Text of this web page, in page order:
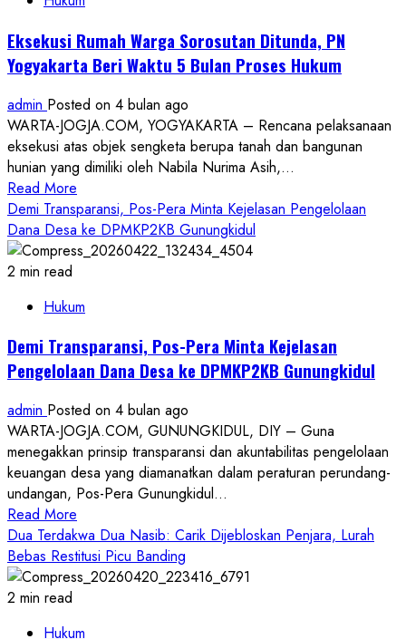
Anak,
Divonis
6
dan
Wajib
Bayar
Restitusi
Rp46,7
Juta
Eksekusi Rumah Warga Sorosutan Ditunda, PN
Yogyakarta Beri Waktu 5 Bulan Proses Hukum
admin Posted on 4 bulan ago
WARTA-JOGJA.COM, YOGYAKARTA – Rencana pelaksanaan
eksekusi atas objek sengketa berupa tanah dan bangunan
hunian yang dimiliki oleh Nabila Nurima Asih,...
Read More
more
about
Eksekusi
Sorosutan
PN
Yogyakarta
Waktu
5
Bulan
Proses
Hukum
Demi Transparansi, Pos-Pera Minta Kejelasan Pengelolaan
Dana Desa ke DPMKP2KB Gunungkidul
2 min read
Hukum
Demi Transparansi, Pos-Pera Minta Kejelasan
Pengelolaan Dana Desa ke DPMKP2KB Gunungkidul
admin Posted on 4 bulan ago
WARTA-JOGJA.COM, GUNUNGKIDUL, DIY – Guna
menegakkan prinsip transparansi dan akuntabilitas pengelolaan
keuangan desa yang diamanatkan dalam peraturan perundang-
undangan, Pos-Pera Gunungkidul...
Read More
more
about
Demi
Dua Terdakwa Dua Nasib: Carik Dijebloskan Penjara, Lurah
Bebas Restitusi Picu Banding
2 min read
Hukum